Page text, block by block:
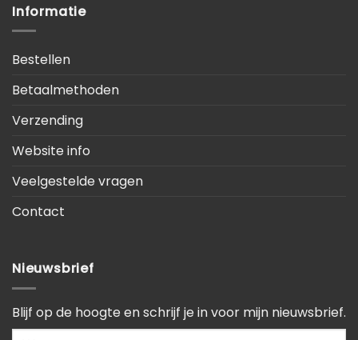
Informatie
Bestellen
Betaalmethoden
Verzending
Website info
Veelgestelde vragen
Contact
Nieuwsbrief
Blijf op de hoogte en schrijf je in voor mijn nieuwsbrief.